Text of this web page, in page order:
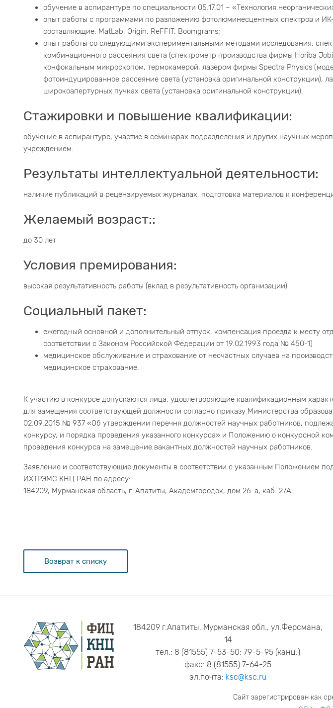
обучение в аспирантуре по специальности 05.17.01 – «Технология
опыт работы с программами по разложению фотолюминесцентных спектров и
составляющие: MatLab, Origin, ReFFIT, Boomgrams;
опыт работы со следующими экспериментальными методами исследования:
комбинационного рассеяния света (спектрометр производства фирмы Horiba
конфокальным микроскопом, термокамерой, лазером фирмы Spectra Physics
фотоиндуцированное рассеяние света (установка оригинальной конструкции),
широкоапертурных пучках света (установка оригинальной конструкции).
Стажировки и повышение квалификации:
обучение в аспирантуре, участие в семинарах подразделения и других научных
учреждением.
Результаты интеллектуальной деятельности:
наличие публикаций в рецензируемых журналах, подготовка материалов к
Желаемый возраст::
до 30 лет
Условия премирования:
высокая результативность работы (вклад в результативность организации)
Социальный пакет:
ежегодный основной и дополнительный отпуск, компенсация проезда к месту
соответствии с Законом Российской Федерации от 19.02.1993 года № 450-1)
медицинское обслуживание и страхование от несчастных случаев на
медицинское страхование.
К участию в конкурсе допускаются лица, удовлетворяющие квалификационным
для замещения соответствующей должности согласно приказу Министерства
02.09.2015 № 937 «Об утверждении перечня должностей научных работников,
конкурсу, и порядка проведения указанного конкурса» и Положению о конкурсной
проведения конкурса на замещение вакантных должностей научных работников.
Заявление и соответствующие документы в соответствии с указанным Положением
ИХТРЭМС КНЦ РАН по адресу:
184209, Мурманская область, г. Апатиты, Академгородок, дом 26-а, каб. 27А.
Возврат к списку
184209 г.Апатиты, Мурманская обл., ул.Ферсмана,
14
тел.: 8 (81555) 7-53-50; 79-5-95 (канц.)
факс: 8 (81555) 7-64-25
эл.почта: ksc@ksc.ru
Сайт зарегистрирован как